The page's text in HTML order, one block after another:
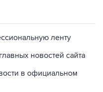
ленту
новостей сайта
в официальном